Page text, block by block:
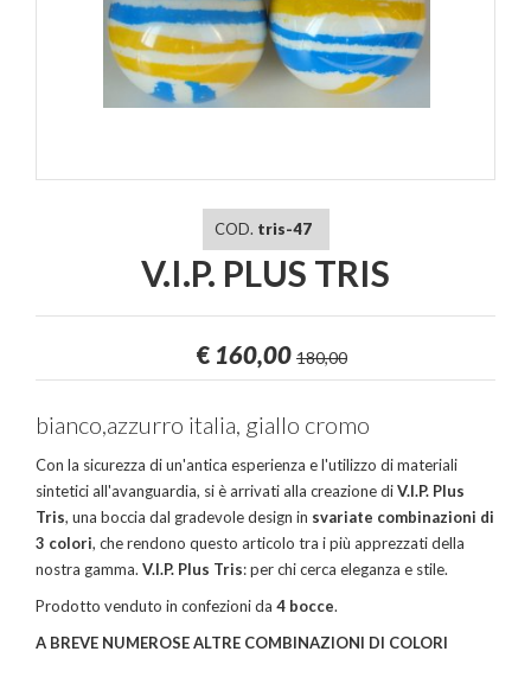
COD. tris-47
V.I.P. PLUS TRIS
€ 160,00 180,00
bianco,azzurro italia, giallo cromo
Con la sicurezza di un'antica esperienza e l'utilizzo di materiali
sintetici all'avanguardia, si è arrivati alla creazione diV.I.P. Plus
Tris, una boccia dal gradevole design in svariate combinazioni di
3 colori, che rendono questo articolo tra i più apprezzati della
nostra gamma. V.I.P. Plus Tris: per chi cerca eleganza e stile.
Prodotto venduto in confezioni da 4 bocce.
A BREVE NUMEROSE ALTRE COMBINAZIONI DI COLORI